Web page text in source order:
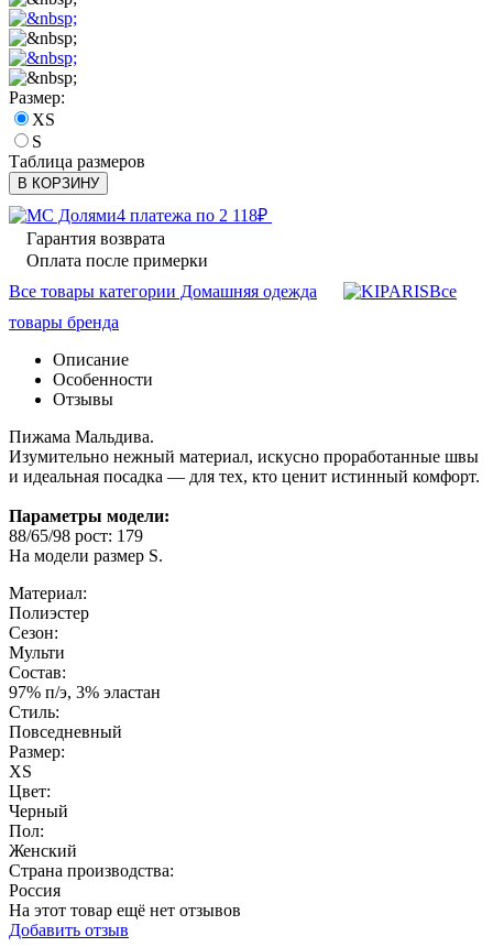
Размер:
XS
S
Таблица размеров
В КОРЗИНУ
4 платежа по 2 118₽
Гарантия возврата
Оплата после примерки
Все товары категории Домашняя одежда
Все
товары бренда
Описание
Особенности
Отзывы
Пижама Мальдива.
Изумительно нежный материал, искусно проработанные швы
и идеальная посадка — для тех, кто ценит истинный комфорт.
Параметры модели:
88/65/98 рост: 179
На модели размер S.
Материал:
Полиэстер
Сезон:
Мульти
Состав:
97% п/э, 3% эластан
Стиль:
Повседневный
Размер:
XS
Цвет:
Черный
Пол:
Женский
Страна производства:
Россия
На этот товар ещё нет отзывов
Добавить отзыв